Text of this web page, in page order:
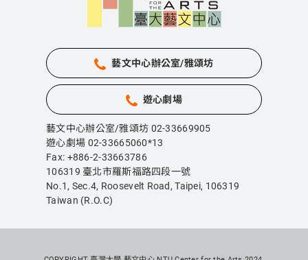
藝文中心辦公室/雅頌坊
遊心劇場
藝文中心辦公室/雅頌坊 02-33669905
遊心劇場 02-33665060*13
Fax: +886-2-33663786
106319 臺北市羅斯福路四段一號
No.1, Sec.4, Roosevelt Road, Taipei, 106319
Taiwan (R.O.C)